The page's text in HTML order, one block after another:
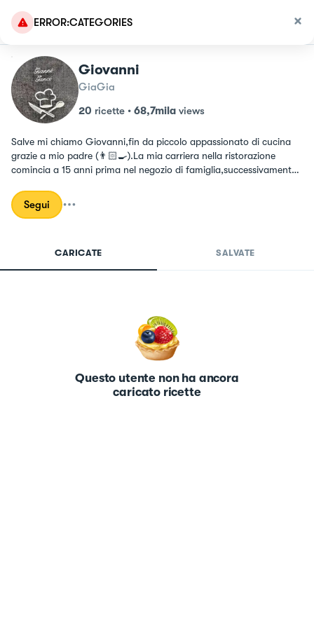
ERROR:CATEGORIES
Giovanni
GiaGia
20 ricette • 68,7mila views
Salve mi chiamo Giovanni,fin da piccolo appassionato di cucina
grazie a mio padre (👨🏻‍🍳).La mia carriera nella ristorazione
comincia a 15 anni prima nel negozio di famiglia,successivamente
all’occorrenza,numerosi servizi catering con o senza mio padre
dove insieme a lui spesso ho fatto da secondo o responsabile
dove non manca per me lo spazio di proporre nuove ricette👋🏻😊
👨🏻‍🍳
Segui
CARICATE SALVATE
Questo utente non ha ancora
caricato ricette